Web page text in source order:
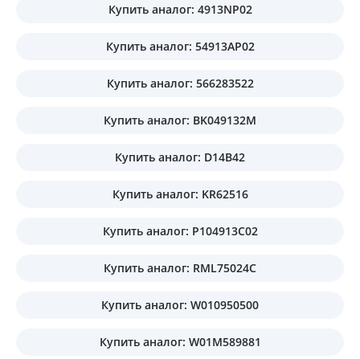
Купить аналог: 4913NP02
Купить аналог: 54913AP02
Купить аналог: 566283522
Купить аналог: BK049132M
Купить аналог: D14B42
Купить аналог: KR62516
Купить аналог: P104913C02
Купить аналог: RML75024C
Купить аналог: W010950500
Купить аналог: W01M589881